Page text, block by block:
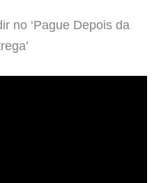
no ‘Pague Depois da